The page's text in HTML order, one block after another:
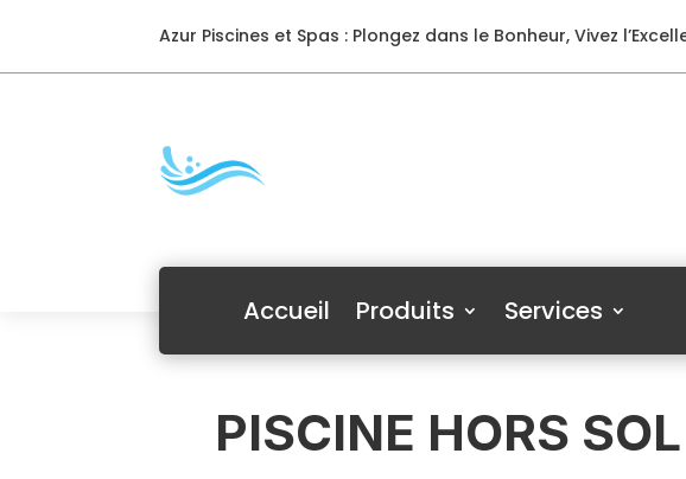
Azur Piscines et Spas : Plongez dans le Bonheur, Vivez
Accueil Produits Services
PISCINE HORS